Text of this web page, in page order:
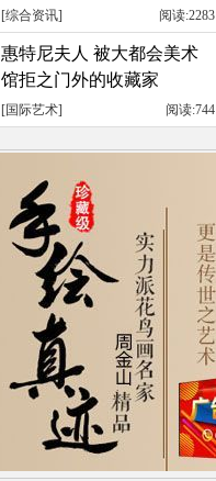
[综合资讯] 阅读:2283
惠特尼夫人 被大都会美术
馆拒之门外的收藏家
[国际艺术] 阅读:744